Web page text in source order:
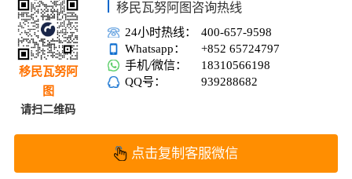
移民瓦努阿
图
请扫二维码
移民瓦努阿图咨询热线
24小时热线：
400-657-9598
Whatsapp：
+852 65724797
手机/微信：
18310566198
QQ号：
939288682
点击复制客服微信